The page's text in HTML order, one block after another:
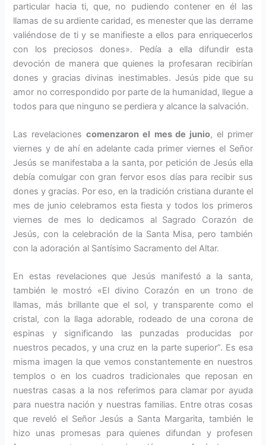
particular hacia ti, que, no pudiendo contener en él las
llamas de su ardiente caridad, es menester que las derrame
valiéndose de ti y se manifieste a ellos para enriquecerlos
con los preciosos dones». Pedía a ella difundir esta
devoción de manera que quienes la profesaran recibirían
dones y gracias divinas inestimables. Jesús pide que su
amor no correspondido por parte de la humanidad, llegue a
todos para que ninguno se perdiera y alcance la salvación.
Las revelaciones comenzaron el mes de junio, el primer
viernes y de ahí en adelante cada primer viernes el Señor
Jesús se manifestaba a la santa, por petición de Jesús ella
debía comulgar con gran fervor esos días para recibir sus
dones y gracias. Por eso, en la tradición cristiana durante el
mes de junio celebramos esta fiesta y todos los primeros
viernes de mes lo dedicamos al Sagrado Corazón de
Jesús, con la celebración de la Santa Misa, pero también
con la adoración al Santísimo Sacramento del Altar.
En estas revelaciones que Jesús manifestó a la santa,
también le mostró «El divino Corazón en un trono de
llamas, más brillante que el sol, y transparente como el
cristal, con la llaga adorable, rodeado de una corona de
espinas y significando las punzadas producidas por
nuestros pecados, y una cruz en la parte superior”. Es esa
misma imagen la que vemos constantemente en nuestros
templos o en los cuadros tradicionales que reposan en
nuestras casas a la nos referimos para clamar por ayuda
para nuestra nación y nuestras familias. Entre otras cosas
que reveló el Señor Jesús a Santa Margarita, también le
hizo unas promesas para quienes difundan y profesen